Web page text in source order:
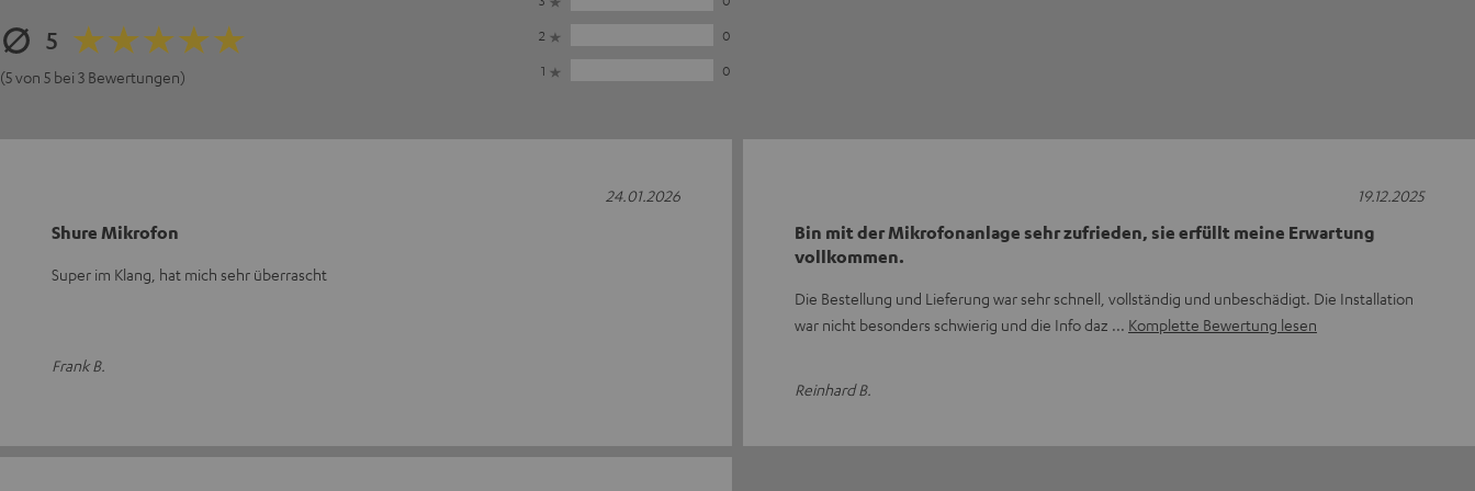
5
(5 von 5 bei 3 Bewertungen)
2
0
1
0
Shure Mikrofon
Super im Klang, hat mich sehr überrascht
Frank B.
24.01.2026
Bin mit der Mikrofonanlage sehr zufrieden, sie erfüllt meine Erwartung
vollkommen.
Die Bestellung und Lieferung war sehr schnell, vollständig und unbeschädigt. Die Installation
war nicht besonders schwierig und die Info daz
Komplette Bewertung lesen
Reinhard B.
19.12.2025